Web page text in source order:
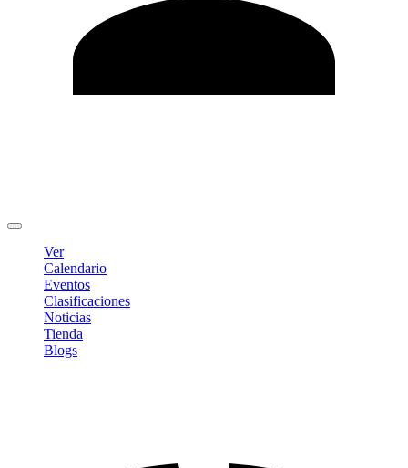
Ver
Calendario
Eventos
Clasificaciones
Noticias
Tienda
Blogs